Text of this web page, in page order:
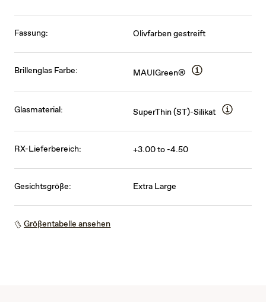
Fassung: Olivfarben gestreift
Brillenglas Farbe: MAUIGreen®
Glasmaterial: SuperThin (ST)-Silikat
RX-Lieferbereich: +3.00 to -4.50
Gesichtsgröße: Extra Large
Größentabelle ansehen